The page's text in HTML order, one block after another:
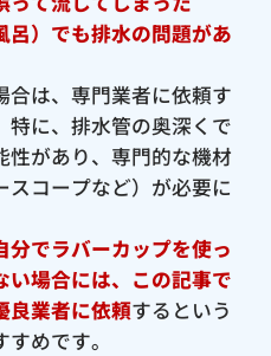
呂）でも排水の問題があ
合は、専門業者に依頼す
特に、排水管の奥深くで
性があり、専門的な機材
スコープなど）が必要に
分でラバーカップを使っ
い場合には、この記事で
良業者に依頼するという
めです。